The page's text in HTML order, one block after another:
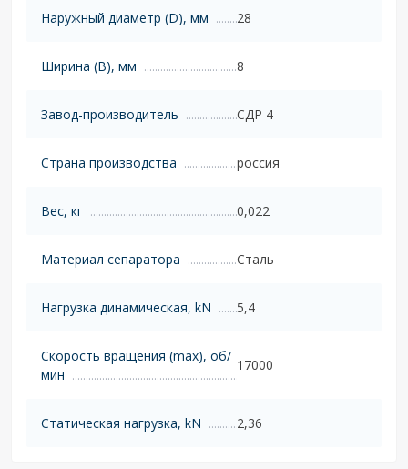
Наружный диаметр (D), мм 28
Ширина (B), мм 8
Завод-производитель СДР 4
Страна производства россия
Вес, кг 0,022
Материал сепаратора Сталь
Нагрузка динамическая, kN 5,4
Скорость вращения (max), об/
мин
17000
Статическая нагрузка, kN 2,36